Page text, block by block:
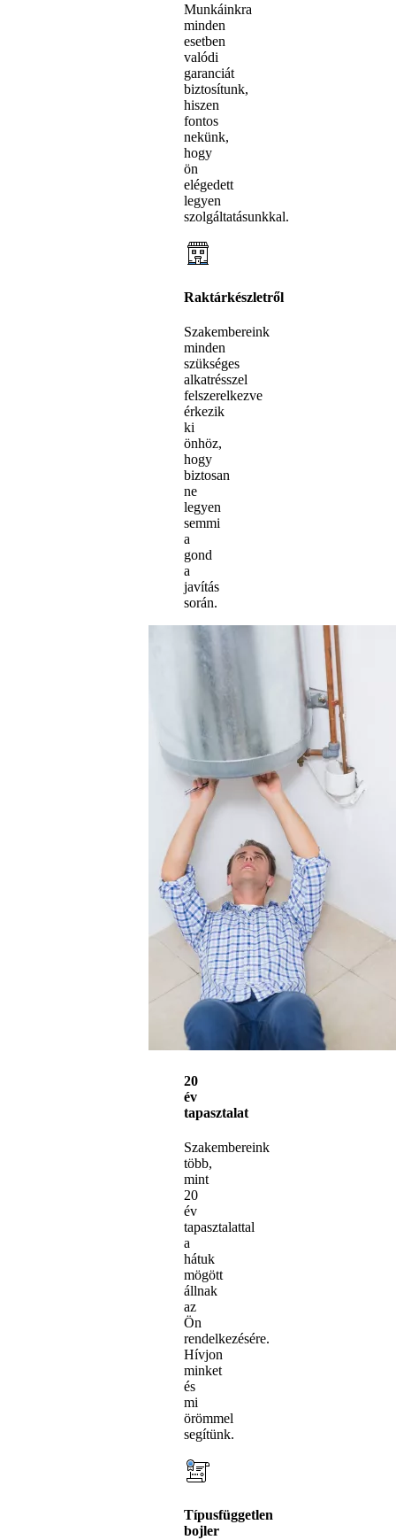
Munkáinkra
minden
esetben
valódi
garanciát
biztosítunk,
hiszen
fontos
nekünk,
hogy
ön
elégedett
legyen
szolgáltatásunkkal.
Raktárkészletről
Szakembereink
minden
szükséges
alkatrésszel
felszerelkezve
érkezik
ki
önhöz,
hogy
biztosan
ne
legyen
semmi
a
gond
a
javítás
során.
20
év
tapasztalat
Szakembereink
több,
mint
20
év
tapasztalattal
a
hátuk
mögött
állnak
az
Ön
rendelkezésére.
Hívjon
minket
és
mi
örömmel
segítünk.
Típusfüggetlen
bojler